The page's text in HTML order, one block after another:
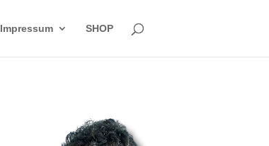
Impressum SHOP